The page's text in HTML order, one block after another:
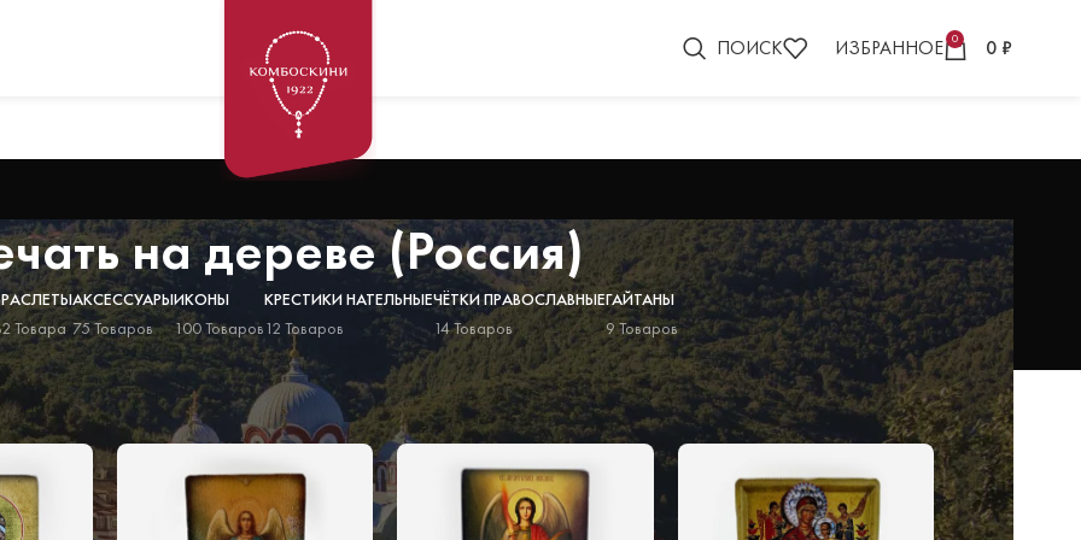
ПОИСК ИЗБРАННОЕ 0 0 ₽
на дереве (Россия)
Товара
АКСЕССУАРЫ
75 Товаров
ИКОНЫ
100 Товаров
КРЕСТИКИ НАТЕЛЬНЫЕ
12 Товаров
ЧЁТКИ ПРАВОСЛАВНЫЕ
14 Товаров
ГАЙТАНЫ
9 Товаров
печать на дереве (Россия) Показать 9 12 18 24